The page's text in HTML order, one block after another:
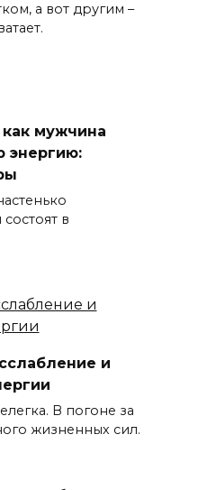
а вот другим –
мужчина
энергию:
в
и
В погоне за
жизненных сил.